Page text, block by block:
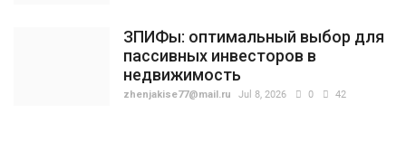
ЗПИФы: оптимальный выбор для
пассивных инвесторов в
недвижимость
zhenjakise77@mail.ru Jul 8, 2026 0 42